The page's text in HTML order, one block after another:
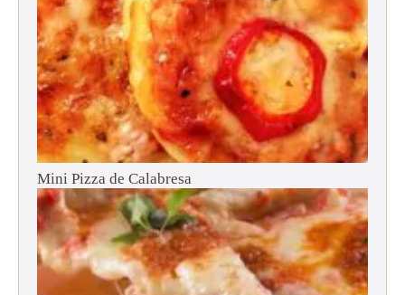
Mini Pizza de Calabresa